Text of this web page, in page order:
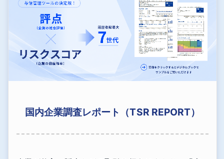
国内企業調査レポート（TSR REPORT）